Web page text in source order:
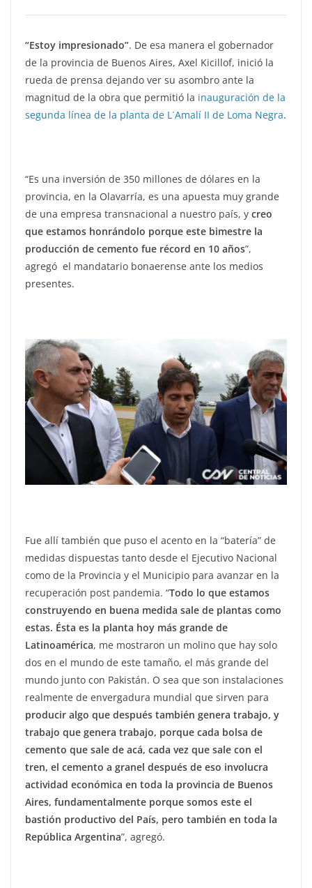
“Estoy impresionado”. De esa manera el gobernador
de la provincia de Buenos Aires, Axel Kicillof, inició la
rueda de prensa dejando ver su asombro ante la
magnitud de la obra que permitió la inauguración de la
segunda línea de la planta de L´Amalí II de Loma Negra.
“Es una inversión de 350 millones de dólares en la
provincia, en la Olavarría, es una apuesta muy grande
de una empresa transnacional a nuestro país, y creo
que estamos honrándolo porque este bimestre la
producción de cemento fue récord en 10 años”,
agregó el mandatario bonaerense ante los medios
presentes.
Fue allí también que puso el acento en la “batería” de
medidas dispuestas tanto desde el Ejecutivo Nacional
como de la Provincia y el Municipio para avanzar en la
recuperación post pandemia. “Todo lo que estamos
construyendo en buena medida sale de plantas como
estas. Ésta es la planta hoy más grande de
Latinoamérica, me mostraron un molino que hay solo
dos en el mundo de este tamaño, el más grande del
mundo junto con Pakistán. O sea que son instalaciones
realmente de envergadura mundial que sirven para
producir algo que después también genera trabajo, y
trabajo que genera trabajo, porque cada bolsa de
cemento que sale de acá, cada vez que sale con el
tren, el cemento a granel después de eso involucra
actividad económica en toda la provincia de Buenos
Aires, fundamentalmente porque somos este el
bastión productivo del País, pero también en toda la
República Argentina”, agregó.